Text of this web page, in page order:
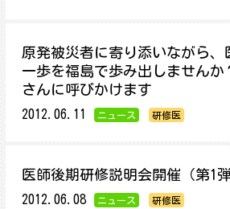
原発被災者に寄り添いながら、
一歩を福島で歩み出しません
さんに呼びかけます
2012.06.11 ニュース 研修医
医師後期研修説明会開催（第1
2012.06.08 ニュース 研修医